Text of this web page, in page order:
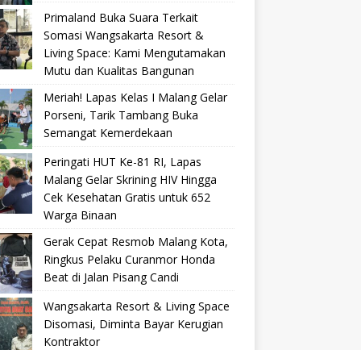
Primaland Buka Suara Terkait
Somasi Wangsakarta Resort &
Living Space: Kami Mengutamakan
Mutu dan Kualitas Bangunan
Meriah! Lapas Kelas I Malang Gelar
Porseni, Tarik Tambang Buka
Semangat Kemerdekaan
Peringati HUT Ke-81 RI, Lapas
Malang Gelar Skrining HIV Hingga
Cek Kesehatan Gratis untuk 652
Warga Binaan
Gerak Cepat Resmob Malang Kota,
Ringkus Pelaku Curanmor Honda
Beat di Jalan Pisang Candi
Wangsakarta Resort & Living Space
Disomasi, Diminta Bayar Kerugian
Kontraktor